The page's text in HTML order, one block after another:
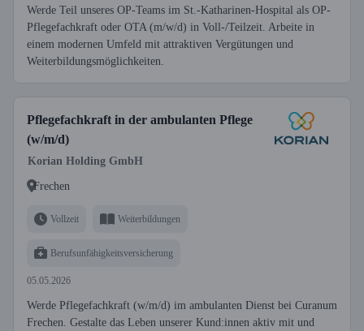
Werde Teil unseres OP-Teams im St.-Katharinen-Hospital als OP-
Pflegefachkraft oder OTA (m/w/d) in Voll-/Teilzeit. Arbeite in
einem modernen Umfeld mit attraktiven Vergütungen und
Weiterbildungsmöglichkeiten.
Pflegefachkraft in der ambulanten Pflege
(w/m/d)
Korian Holding GmbH
Frechen
Vollzeit Weiterbildungen
Berufsunfähigkeitsversicherung
05.05.2026
Werde Pflegefachkraft (w/m/d) im ambulanten Dienst bei Curanum
Frechen. Gestalte das Leben unserer Kund:innen aktiv mit und